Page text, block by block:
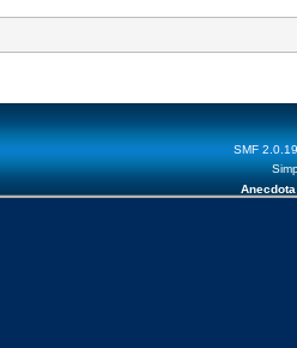
SMF 2.0.19
Anecdota